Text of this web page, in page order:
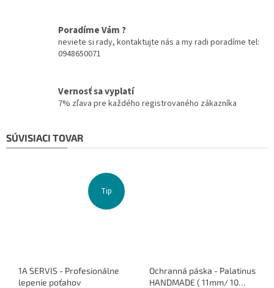
Poradíme Vám ?
neviete si rady, kontaktujte nás a my radi poradíme tel:
0948650071
Vernosť sa vyplatí
7% zľava pre každého registrovaného zákazníka
SÚVISIACI TOVAR
Tip
1A SERVIS - Profesionálne
lepenie poťahov
Ochranná páska - Palatinus
HANDMADE ( 11mm/ 10